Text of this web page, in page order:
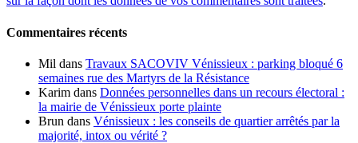
Commentaires récents
Mil dans Travaux SACOVIV Vénissieux : parking bloqué 6
semaines rue des Martyrs de la Résistance
Karim dans Données personnelles dans un recours électoral :
la mairie de Vénissieux porte plainte
Brun dans Vénissieux : les conseils de quartier arrêtés par la
majorité, intox ou vérité ?